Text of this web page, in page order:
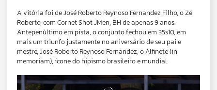
A vitória foi de José Roberto Reynoso Fernandez Filho, o Zé
Roberto, com Cornet Shot JMen, BH de apenas 9 anos.
Antepenúltimo em pista, o conjunto fechou em 35s10, em
mais um triunfo justamente no aniversário de seu pai e
mestre, José Roberto Reynoso Fernandez, o Alfinete (in
memoriam), ícone do hipismo brasileiro e mundial.